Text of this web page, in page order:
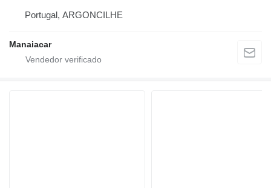
Portugal, ARGONCILHE
Manaiacar